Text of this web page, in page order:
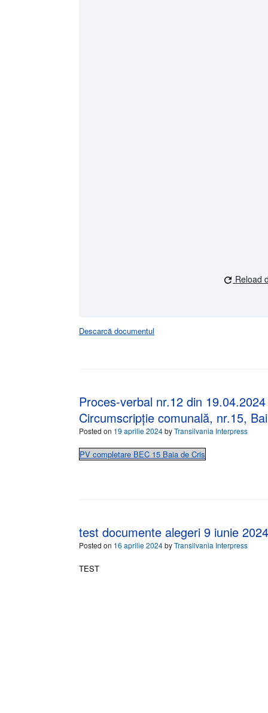
Reload
Descarcă documentul
Proces-verbal nr.12 din
Circumscripție comunală, nr.15,
Posted on 19 aprilie 2024byTransilvania Interpress
PV completare BEC 15 Baia de Cris
test documente alegeri 9 iunie 2024
Posted on 16 aprilie 2024byTransilvania Interpress
TEST